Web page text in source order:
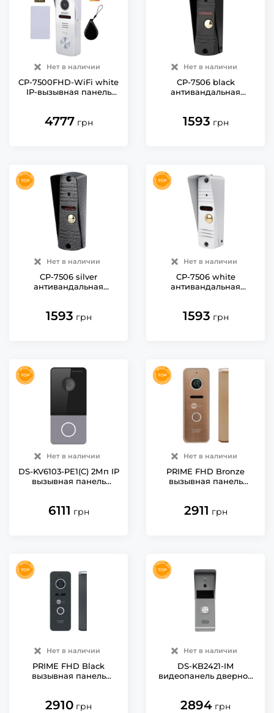
Нет в наличии
CP-7500FHD-WiFi white
IP-вызывная панель
Mifare
4777 грн
Нет в наличии
CP-7506 black
антивандальная
1593 грн
Нет в наличии
CP-7506 silver
антивандальная
1593 грн
Нет в наличии
CP-7506 white
антивандальная
1593 грн
Нет в наличии
DS-KV6103-PE1(С) 2Мп IP
вызывная панель
6111 грн
Нет в наличии
PRIME FHD Bronze
вызывная панель
2911 грн
Нет в наличии
PRIME FHD Black
вызывная панель
2910 грн
Нет в наличии
DS-KB2421-IM
видеопанель дверной
2894 грн